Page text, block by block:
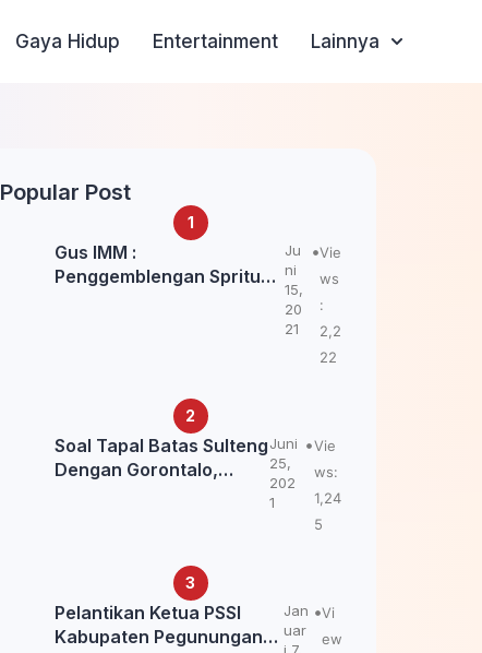
Gaya Hidup Entertainment Lainnya
Popular Post
Gus IMM :
Penggemblengan Spritual
Ju
ni
15,
20
21
Vie
ws
:
2,2
22
Soal Tapal Batas Sulteng
Dengan Gorontalo,
Juni
25,
202
1
Vie
ws:
1,24
5
Pelantikan Ketua PSSI
Kabupaten Pegunungan
Jan
uar
Vi
ew